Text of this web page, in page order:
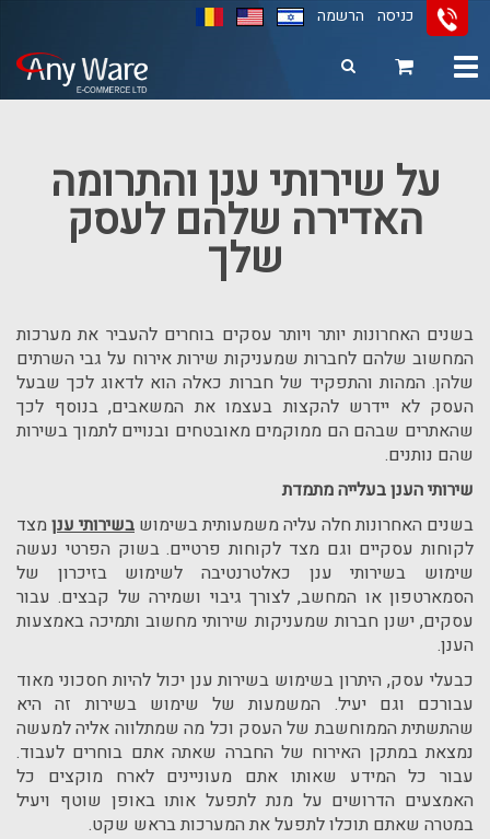
11
12
13
כניסה הרשמה
Toggle
על שירותי ענן והתרומה
האדירה שלהם לעסק
שלך
בשנים האחרונות יותר ויותר עסקים בוחרים להעביר את מערכות
המחשוב שלהם לחברות שמעניקות שירות אירוח על גבי השרתים
שלהן. המהות והתפקיד של חברות כאלה הוא לדאוג לכך שבעל
העסק לא יידרש להקצות בעצמו את המשאבים, בנוסף לכך
שהאתרים שבהם הם ממוקמים מאובטחים ובנויים לתמוך בשירות
שהם נותנים.
שירותי הענן בעלייה מתמדת
בשנים האחרונות חלה עליה משמעותית בשימוש בשירותי ענןמצד
לקוחות עסקיים וגם מצד לקוחות פרטיים. בשוק הפרטי נעשה
שימוש בשירותי ענן כאלטרנטיבה לשימוש בזיכרון של
הסמארטפון או המחשב, לצורך גיבוי ושמירה של קבצים. עבור
עסקים, ישנן חברות שמעניקות שירותי מחשוב ותמיכה באמצעות
הענן.
כבעלי עסק, היתרון בשימוש בשירות ענן יכול להיות חסכוני מאוד
עבורכם וגם יעיל. המשמעות של שימוש בשירות זה היא
שהתשתית הממוחשבת של העסק וכל מה שמתלווה אליה למעשה
נמצאת במתקן האירוח של החברה שאתה אתם בוחרים לעבוד.
עבור כל המידע שאותו אתם מעוניינים לארח מוקצים כל
האמצעים הדרושים על מנת לתפעל אותו באופן שוטף ויעיל
במטרה שאתם תוכלו לתפעל את המערכות בראש שקט.